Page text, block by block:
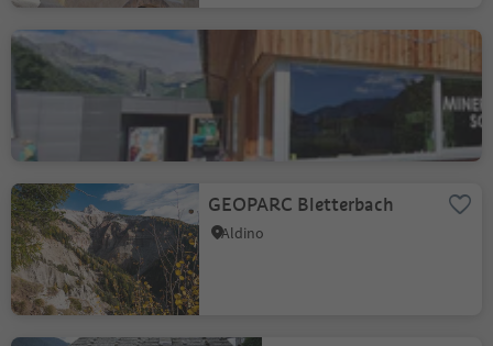
Centro Visite Parco
Naturale Casere & Shop
Casere, Predoi, Valle Aurina
GEOPARC Bletterbach
Aldino